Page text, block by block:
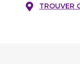
TROUVER